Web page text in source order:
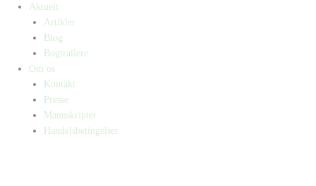
Aktuelt
Artikler
Blog
Bogtrailere
Om os
Kontakt
Presse
Manuskripter
Handelsbetingelser